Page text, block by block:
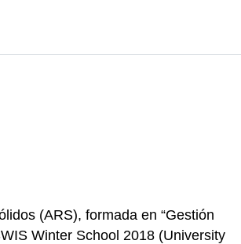
(ARS), formada en “Gestión
Winter School 2018 (University